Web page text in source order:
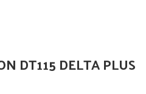
DT115 DELTA PLUS